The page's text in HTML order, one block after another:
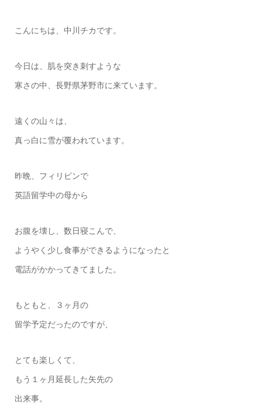
こんにちは、中川チカです。
今日は、肌を突き刺すような
寒さの中、長野県茅野市に来ています。
遠くの山々は、
真っ白に雪が覆われています。
昨晩、フィリピンで
英語留学中の母から
お腹を壊し、数日寝こんで、
ようやく少し食事ができるようになったと
電話がかかってきてました。
もともと、３ヶ月の
留学予定だったのですが、
とても楽しくて、
もう１ヶ月延長した矢先の
出来事。